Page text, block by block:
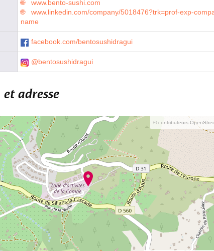
www.bento-sushi.com
www.linkedin.com/company/5018476?trk=prof-exp-
name
facebook.com/bentosushidragui
@bentosushidragui
adresse
© contributeurs